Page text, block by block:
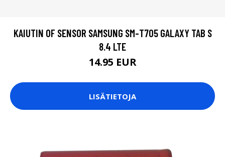
KAIUTIN OF SENSOR SAMSUNG SM-T705 GALAXY TAB S
8.4 LTE
14.95 EUR
LISÄTIETOJA